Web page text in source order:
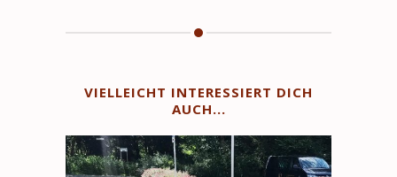
VIELLEICHT INTERESSIERT DICH
AUCH...